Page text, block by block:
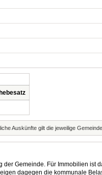
Auskünfte gilt die jeweilige
Gemeinde. Für Immobilien ist
dagegen die kommunale